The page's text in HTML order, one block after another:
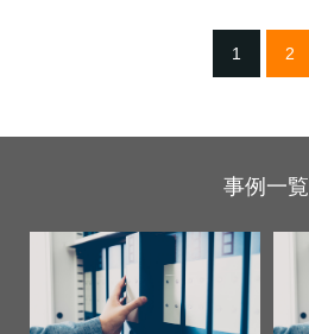
1 2
事例一覧